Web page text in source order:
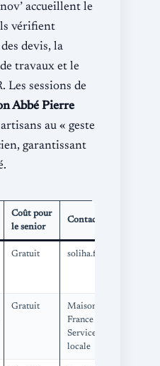
accueillent le
vérifient
devis, la
travaux et le
Les sessions de
Abbé Pierre
au « geste
garantissant
Coût pour
le senior
Contact
Gratuit soliha.fr
Gratuit
Maison
France
Services
locale